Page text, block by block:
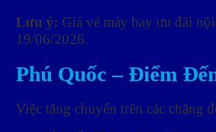
Lưu ý: Giá vé máy bay ưu đãi
19/06/2026.
Phú Quốc – Điểm
Việc tăng chuyến trên các chặng